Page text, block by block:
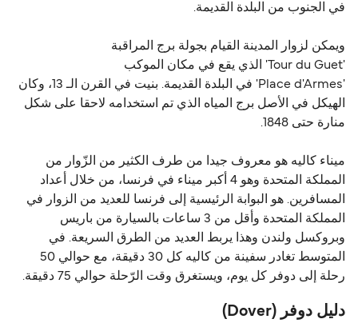
في الجنوب من البلدة القديمة.
ويمكن لزوار المدينة القيام بجولة برج المراقبة
'Tour du Guet' الذي يقع في مكان الموكب
'Place d'Armes' في البلدة القديمة. بنيت في القرن الـ 13، وكان
الهيكل في الأصل برج المياه الذي تم استخدامه لاحقا على شكل
منارة حتى 1848.
ميناء كاليه هو معروف جيدا من طرف الكثير من الزّوار من
المملكة المتحدة وهو 4 أكبر ميناء في فرنسا، من خلال أعداد
المسافرين. هو البوابة الرئيسية إلى فرنسا للعديد من الزوار في
المملكة المتحدة وأقل من 3 ساعات بالسيارة من باريس
وبروكسل ولندن وهذا يربط العديد من الطرق السريعة. في
المتوسط ​​تغادر سفينة من كاليه كل 30 دقيقة، مع حوالي 50
رحلة إلى دوفر كل يوم، ويستغرق وقت الرّحلة حوالي 75 دقيقة.
دليل دوفر (Dover)